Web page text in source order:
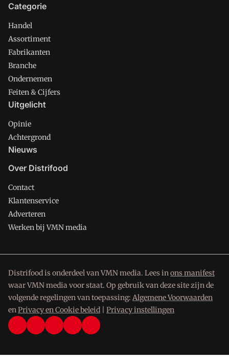
Categorie
Handel
Assortiment
Fabrikanten
Branche
Ondernemen
Feiten & Cijfers
Uitgelicht
Opinie
Achtergrond
Nieuws
Over Distrifood
Contact
Klantenservice
Adverteren
Werken bij VMN media
Distrifood is onderdeel van VMN media. Lees inons manifest
waar VMN media voor staat. Op gebruik van deze site zijn de
volgende regelingen van toepassing: Algemene Voorwaarden
enPrivacy en Cookie beleid Privacy instellingen